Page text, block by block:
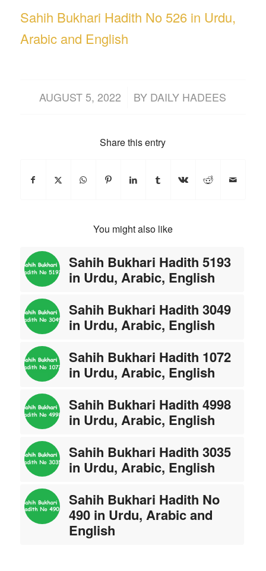
Sahih Bukhari Hadith No 526 in Urdu,
Arabic and English
AUGUST 5, 2022
/ BY DAILY HADEES
Share this entry
You might also like
Sahih Bukhari Hadith 5193
in Urdu, Arabic, English
Sahih Bukhari Hadith 3049
in Urdu, Arabic, English
Sahih Bukhari Hadith 1072
in Urdu, Arabic, English
Sahih Bukhari Hadith 4998
in Urdu, Arabic, English
Sahih Bukhari Hadith 3035
in Urdu, Arabic, English
Sahih Bukhari Hadith No
490 in Urdu, Arabic and
English